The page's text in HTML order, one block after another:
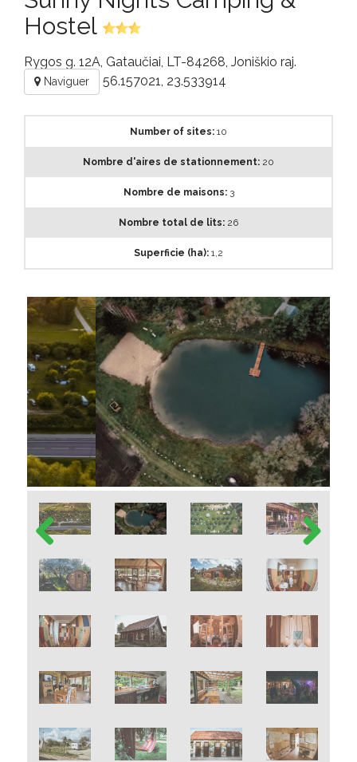
Hostel
Rygos g. 12A, Gataučiai, LT-84268, Joniškio raj.
Naviguer 56.157021, 23.533914
Number of sites: 10
Nombre d'aires de stationnement: 20
Nombre de maisons: 3
Nombre total de lits: 26
Superficie (ha): 1,2
Previous Next